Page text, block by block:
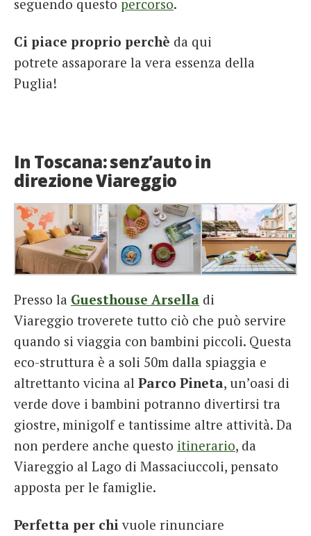
seguendo questo percorso.
Ci piace proprio perchè da qui
potrete assaporare la vera essenza della
Puglia!
In Toscana: senz’auto in
direzione Viareggio
Presso la Guesthouse Arsella di
Viareggio troverete tutto ciò che può servire
quando si viaggia con bambini piccoli. Questa
eco-struttura è a soli 50m dalla spiaggia e
altrettanto vicina al Parco Pineta, un’oasi di
verde dove i bambini potranno divertirsi tra
giostre, minigolf e tantissime altre attività. Da
non perdere anche questo itinerario, da
Viareggio al Lago di Massaciuccoli, pensato
apposta per le famiglie.
Perfetta per chi vuole rinunciare